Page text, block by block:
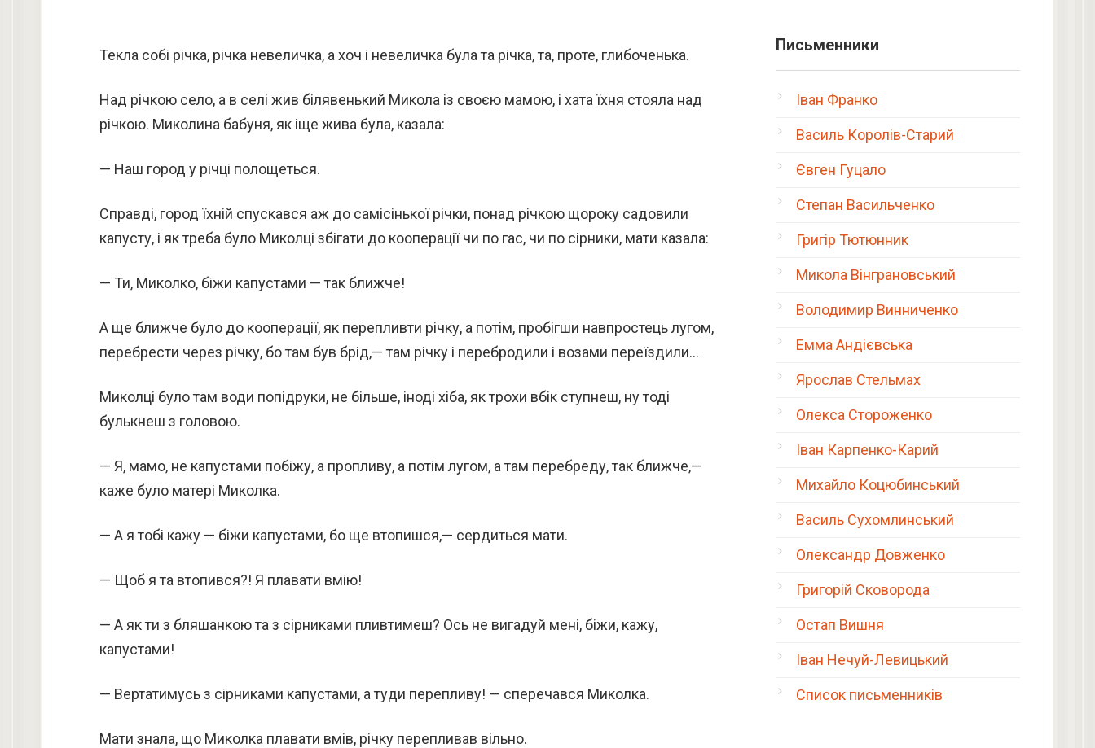
Текла собі річка, річка невеличка, а хоч і невеличка була та річка, та, проте, глибоченька.
Над річкою село, а в селі жив білявенький Микола із своєю мамою, і хата їхня стояла над
річкою. Миколина бабуня, як іще жива була, казала:
— Наш город у річці полощеться.
Справді, город їхній спускався аж до самісінької річки, понад річкою щороку садовили
капусту, і як треба було Миколці збігати до кооперації чи по гас, чи по сірники, мати казала:
— Ти, Миколко, біжи капустами — так ближче!
А ще ближче було до кооперації, як перепливти річку, а потім, пробігши навпростець лугом,
перебрести через річку, бо там був брід,— там річку і перебродили і возами переїздили…
Миколці було там води попідруки, не більше, іноді хіба, як трохи вбік ступнеш, ну тоді
булькнеш з головою.
— Я, мамо, не капустами побіжу, а пропливу, а потім лугом, а там перебреду, так ближче,—
каже було матері Миколка.
— А я тобі кажу — біжи капустами, бо ще втопишся,— сердиться мати.
— Щоб я та втопився?! Я плавати вмію!
— А як ти з бляшанкою та з сірниками пливтимеш? Ось не вигадуй мені, біжи, кажу,
капустами!
— Вертатимусь з сірниками капустами, а туди перепливу! — сперечався Миколка.
Мати знала, що Миколка плавати вмів, річку перепливав вільно.
Письменники
Іван Франко
Василь Королів-Старий
Євген Гуцало
Степан Васильченко
Григір Тютюнник
Микола Вінграновський
Володимир Винниченко
Емма Андієвська
Ярослав Стельмах
Олекса Стороженко
Іван Карпенко-Карий
Михайло Коцюбинський
Василь Сухомлинський
Олександр Довженко
Григорій Сковорода
Остап Вишня
Іван Нечуй-Левицький
Список письменників